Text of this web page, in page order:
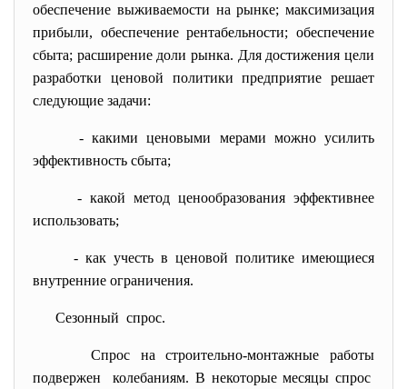
обеспечение выживаемости на рынке; максимизация
прибыли, обеспечение рентабельности; обеспечение
сбыта; расширение доли рынка. Для достижения цели
разработки ценовой политики предприятие решает
следующие задачи:
- какими ценовыми мерами можно усилить
эффективность сбыта;
- какой метод ценообразования эффективнее
использовать;
- как учесть в ценовой политике имеющиеся
внутренние ограничения.
Сезонный спрос.
Спрос на строительно-монтажные работы
подвержен колебаниям. В некоторые месяцы спрос